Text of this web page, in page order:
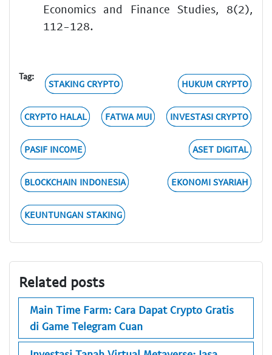
Economics and Finance Studies, 8(2),
112-128.
Tag:
STAKING CRYPTO HUKUM CRYPTO
CRYPTO HALAL FATWA MUI INVESTASI CRYPTO
PASIF INCOME ASET DIGITAL
BLOCKCHAIN INDONESIA EKONOMI SYARIAH
KEUNTUNGAN STAKING
Related posts
Main Time Farm: Cara Dapat Crypto Gratis
di Game Telegram Cuan